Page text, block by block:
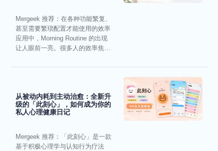
Mergeek 推荐：在各种功能繁复、
甚至需要繁琐配置才能使用的效率
应用中，Morning Routine 的出现
让人眼前一亮。很多人的效率焦
从被动内耗到主动治愈：全新升
级的「此刻心」，如何成为你的
私人心理健康日记
Mergeek 推荐：「此刻心」是一款
基于积极心理学与认知行为疗法